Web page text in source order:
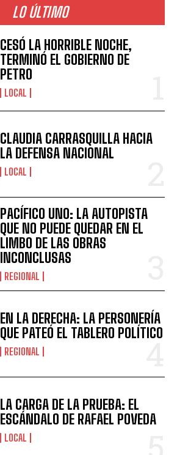
LO ÚLTIMO
CESÓ LA HORRIBLE NOCHE,
TERMINÓ EL GOBIERNO DE
PETRO
LOCAL
CLAUDIA CARRASQUILLA HACIA
LA DEFENSA NACIONAL
LOCAL
PACÍFICO UNO: LA AUTOPISTA
QUE NO PUEDE QUEDAR EN EL
LIMBO DE LAS OBRAS
INCONCLUSAS
REGIONAL
EN LA DERECHA: LA PERSONERÍA
QUE PATEÓ EL TABLERO POLÍTICO
REGIONAL
LA CARGA DE LA PRUEBA: EL
ESCÁNDALO DE RAFAEL POVEDA
LOCAL